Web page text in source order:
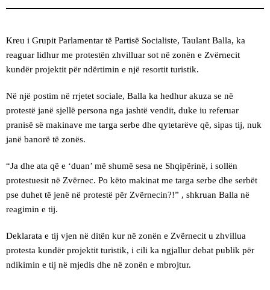
Kreu i Grupit Parlamentar të Partisë Socialiste, Taulant Balla, ka
reaguar lidhur me protestën zhvilluar sot në zonën e Zvërnecit
kundër projektit për ndërtimin e një resortit turistik.
Në një postim në rrjetet sociale, Balla ka hedhur akuza se në
protestë janë sjellë persona nga jashtë vendit, duke iu referuar
pranisë së makinave me targa serbe dhe qytetarëve që, sipas tij, nuk
janë banorë të zonës.
“Ja dhe ata që e ‘duan’ më shumë sesa ne Shqipërinë, i sollën
protestuesit në Zvërnec. Po këto makinat me targa serbe dhe serbët
pse duhet të jenë në protestë për Zvërnecin?!” , shkruan Balla në
reagimin e tij.
Deklarata e tij vjen në ditën kur në zonën e Zvërnecit u zhvillua
protesta kundër projektit turistik, i cili ka ngjallur debat publik për
ndikimin e tij në mjedis dhe në zonën e mbrojtur.